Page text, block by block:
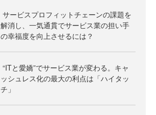
サービスプロフィットチェーンの課題を
解消し、一気通貫でサービス業の担い手
の幸福度を向上させるには？
“ITと愛嬌”でサービス業が変わる。キャ
ッシュレス化の最大の利点は「ハイタッ
チ」